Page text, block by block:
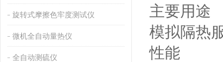
旋转式摩擦色牢度测试仪
微机全自动量热仪
全自动测硫仪
主要用途
模拟隔热
性能